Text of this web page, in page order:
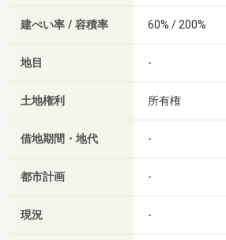
建ぺい率 / 容積率 60% / 200%
地目 -
土地権利 所有権
借地期間・地代 -
都市計画 -
現況 -